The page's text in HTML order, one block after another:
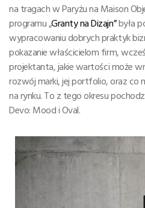
na tragach w Paryżu na Maison
programu „Granty na Dizajn”była
wypracowaniu dobrych praktyk
pokazanie właścicielom firm,
projektanta, jakie wartości może
rozwój marki, jej portfolio, oraz co
na rynku. To z tego okresu
Devo: Mood i Oval.